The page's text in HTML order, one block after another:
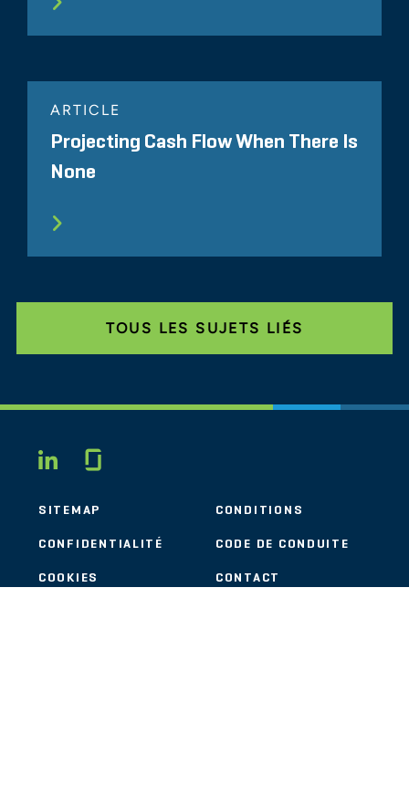
ARTICLE
Projecting Cash Flow When There Is
None
TOUS LES SUJETS LIÉS
LINKEDIN
SITEMAP CONDITIONS
CONFIDENTIALITÉ CODE DE CONDUITE
COOKIES CONTACT